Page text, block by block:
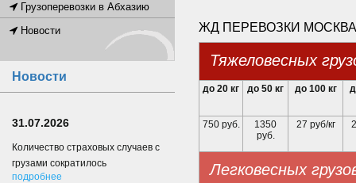
ЖД ПЕРЕВОЗКИ
Тяжеловесных
до 20 кг до 50 кг до 100 кг
750 руб.
1350
руб.
27 руб/кг
Легковесных
Грузоперевозки в Абхазию
Новости
Новости
31.07.2026
Количество страховых случаев с
грузами сократилось
подробнее